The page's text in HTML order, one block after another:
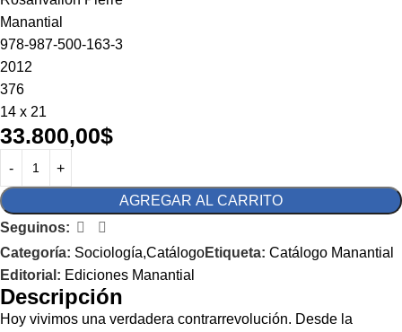
Manantial
978-987-500-163-3
2012
376
14 x 21
33.800,00$
AGREGAR AL CARRITO
Seguinos:
Categoría: Sociología,CatálogoEtiqueta: Catálogo Manantial
Editorial: Ediciones Manantial
Descripción
Hoy vivimos una verdadera contrarrevolución. Desde la